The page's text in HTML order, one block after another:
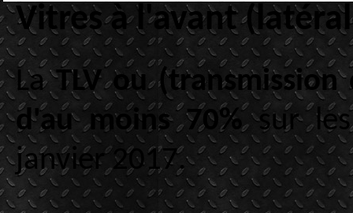
Vitres à l'avant
LaTLV ou
d'au moins 70%sur
janvier 2017.